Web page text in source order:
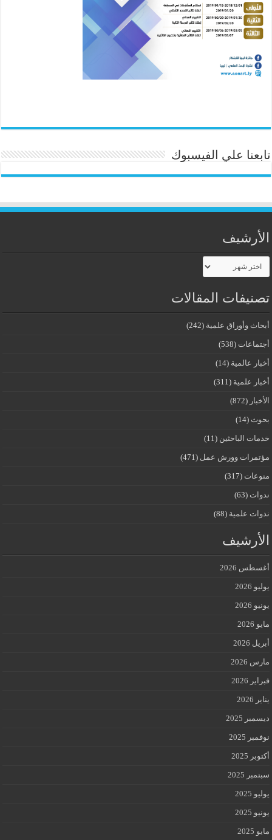
تابعنا علي الفيسبوك
الأرشيف
الأرشيف
تصنيفات المقالات
أبحاث وأوراق علمية (242)
أجتماعات (538)
أخبار عالمية (14)
أخبار علمية (311)
الأخبار (872)
بحوث (14)
خدمات الباحثين (11)
مؤتمرات وورش عمل (471)
منوعات (317)
ندوات (63)
ندوات علمية (88)
الأرشيف
أغسطس 2026
يوليو 2026
يونيو 2026
مايو 2026
أبريل 2026
مارس 2026
فبراير 2026
يناير 2026
ديسمبر 2025
نوفمبر 2025
أكتوبر 2025
سبتمبر 2025
يوليو 2025
يونيو 2025
مايو 2025